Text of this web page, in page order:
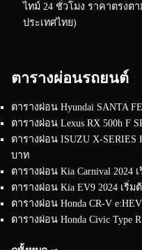
ไทม์ 24 ชั่วโมง ราคาตรงต
ประเทศไทย)
ตารางผ่อนรถยนต์
ตารางผ่อน Hyundai SANTA
ตารางผ่อน Lexus RX 500h F
ตารางผ่อน ISUZU X-SERIES
บาท
ตารางผ่อน Kia Carnival 2024
ตารางผ่อน Kia EV9 2024 เริ่
ตารางผ่อน Honda CR-V
ตารางผ่อน Honda Civic Type